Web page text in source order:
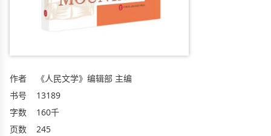
作者
《人民文学》编辑部 主编
书号
13189
字数
160千
页数
245